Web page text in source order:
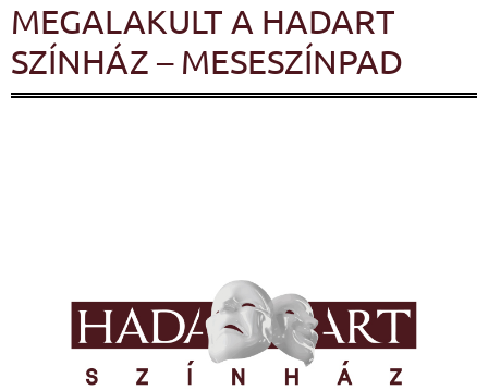
MEGALAKULT A HADART
SZÍNHÁZ – MESESZÍNPAD